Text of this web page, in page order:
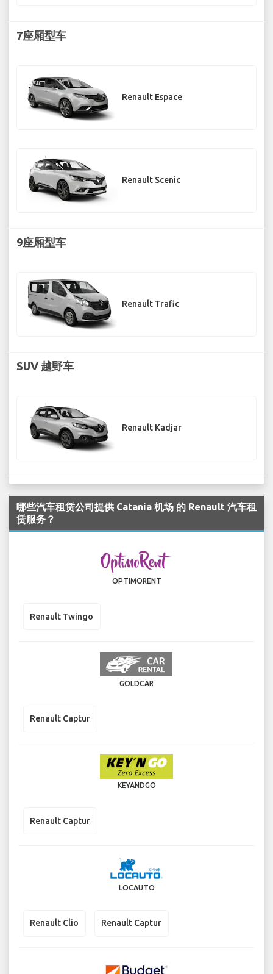
7座厢型车
Renault Espace
Renault Scenic
9座厢型车
Renault Trafic
SUV 越野车
Renault Kadjar
哪些汽车租赁公司提供 Catania 机场 的 Renault 汽车租
赁服务？
OPTIMORENT
Renault Twingo
GOLDCAR
Renault Captur
KEYANDGO
Renault Captur
LOCAUTO
Renault Clio Renault Captur